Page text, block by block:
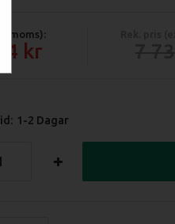
moms):
1-2 Dagar